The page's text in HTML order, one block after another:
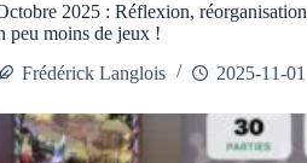
2025 : Réflexion, réorganisation
moins de jeux !
Frédérick Langlois
2025-11-01